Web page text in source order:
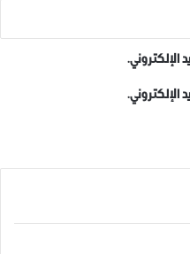
الإلكتروني.
الإلكتروني.